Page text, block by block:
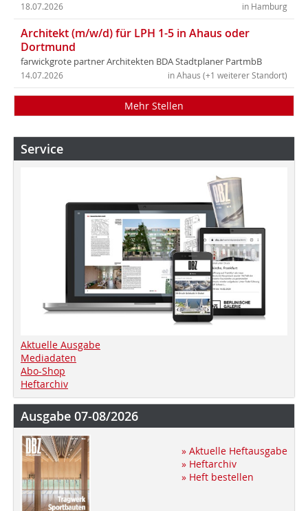
in Hamburg
18.07.2026
Architekt (m/w/d) für LPH 1-5 in Ahaus oder
Dortmund
farwickgrote partner Architekten BDA Stadtplaner PartmbB
in Ahaus (+1 weiterer Standort)
14.07.2026
Mehr Stellen
Service
Aktuelle Ausgabe
Mediadaten
Abo-Shop
Heftarchiv
Ausgabe 07-08/2026
» Aktuelle Heftausgabe
» Heftarchiv
» Heft bestellen